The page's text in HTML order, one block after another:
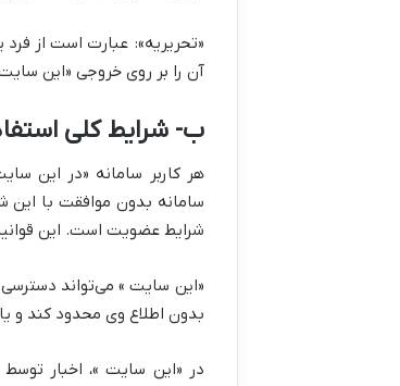
«تحریریه»: عبارت است از
آن را بر روی خروجی «این
ب- شرایط کلی
هر کاربر سامانه «در این
سامانه بدون موافقت با این
شرایط عضویت است. این
«این سایت » می‌تواند
بدون اطلاع وی محدود کند و
در «این سایت »، اخبار